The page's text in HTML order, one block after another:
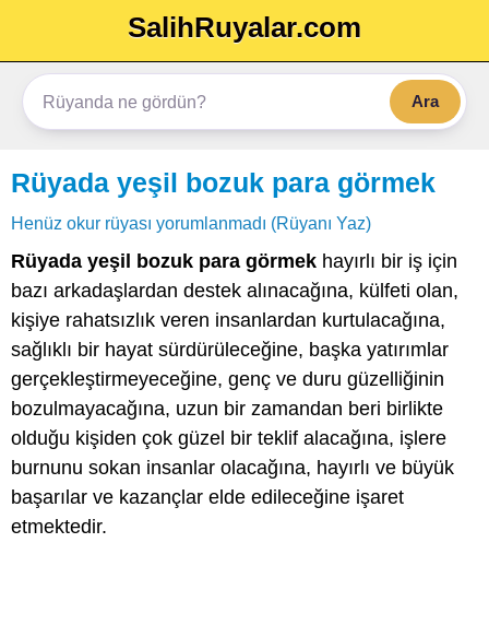
SalihRuyalar.com
Ara
Rüyada yeşil bozuk para görmek
Henüz okur rüyası yorumlanmadı (Rüyanı Yaz)
Rüyada yeşil bozuk para görmek hayırlı bir iş için
bazı arkadaşlardan destek alınacağına, külfeti olan,
kişiye rahatsızlık veren insanlardan kurtulacağına,
sağlıklı bir hayat sürdürüleceğine, başka yatırımlar
gerçekleştirmeyeceğine, genç ve duru güzelliğinin
bozulmayacağına, uzun bir zamandan beri birlikte
olduğu kişiden çok güzel bir teklif alacağına, işlere
burnunu sokan insanlar olacağına, hayırlı ve büyük
başarılar ve kazançlar elde edileceğine işaret
etmektedir.